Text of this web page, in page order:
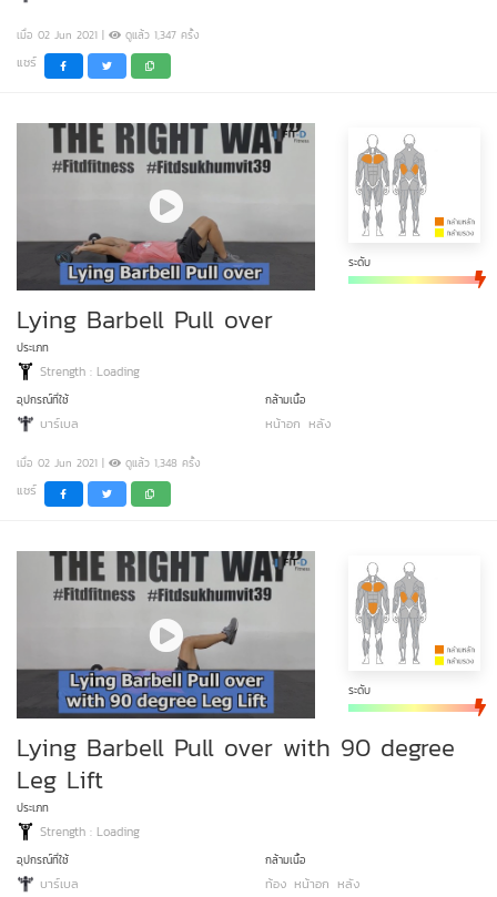
เมื่อ 02 Jun 2021 | ดูแล้ว 1,347 ครั้ง
แชร์
ระดับ
Lying Barbell Pull over
ประเภท
Strength : Loading
อุปกรณ์ที่ใช้
บาร์เบล
กล้ามเนื้อ
หน้าอก หลัง
เมื่อ 02 Jun 2021 | ดูแล้ว 1,348 ครั้ง
แชร์
ระดับ
Lying Barbell Pull over with 90 degree
Leg Lift
ประเภท
Strength : Loading
อุปกรณ์ที่ใช้
บาร์เบล
กล้ามเนื้อ
ท้อง หน้าอก หลัง